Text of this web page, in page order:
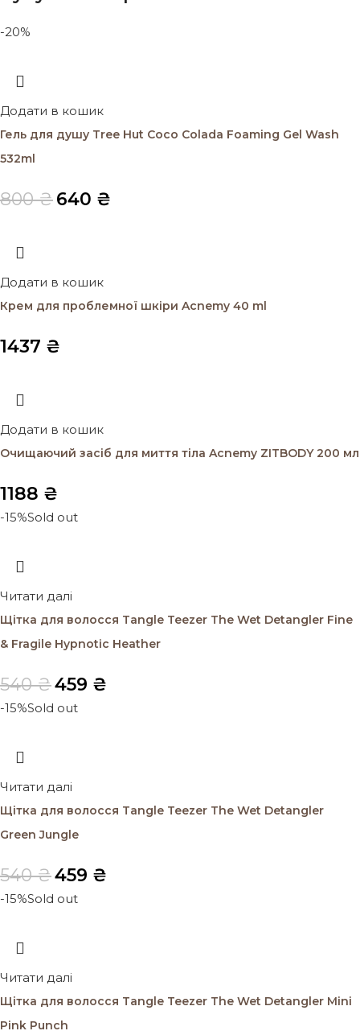
-20%
Додати в кошик
Гель для душу Tree Hut Coco Colada Foaming Gel Wash
532ml
800₴640 ₴
Додати в кошик
Крем для проблемної шкіри Acnemy 40 ml
1437 ₴
Додати в кошик
Очищаючий засіб для миття тіла Acnemy ZITBODY 200 мл
1188 ₴
-15%Sold out
Читати далі
Щітка для волосся Tangle Teezer The Wet Detangler Fine
& Fragile Hypnotic Heather
540₴459 ₴
-15%Sold out
Читати далі
Щітка для волосся Tangle Teezer The Wet Detangler
Green Jungle
540₴459 ₴
-15%Sold out
Читати далі
Щітка для волосся Tangle Teezer The Wet Detangler Mini
Pink Punch